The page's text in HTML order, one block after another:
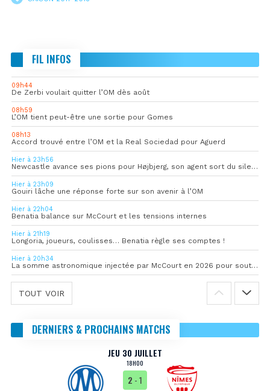
FIL INFOS
09h44
De Zerbi voulait quitter l’OM dès août
08h59
L’OM tient peut-être une sortie pour Gomes
08h13
Accord trouvé entre l’OM et la Real Sociedad pour Aguerd
Hier à 23h56
Newcastle avance ses pions pour Højbjerg, son agent sort du silence
Hier à 23h09
Gouiri lâche une réponse forte sur son avenir à l’OM
Hier à 22h04
Benatia balance sur McCourt et les tensions internes
Hier à 21h19
Longoria, joueurs, coulisses… Benatia règle ses comptes !
Hier à 20h34
La somme astronomique injectée par McCourt en 2026 pour soutenir l’OM
TOUT VOIR
DERNIERS & PROCHAINS MATCHS
JEU 30 JUILLET
18H00
2 - 1